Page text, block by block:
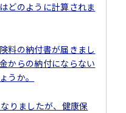
どのように計算されま
料の納付書が届きまし
からの納付にならない
うか。
りましたが、健康保